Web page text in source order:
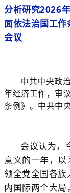
分析研究2026
面依法治国工
会议
中共中央政
年经济工作，审
条例》。中共中
会议认为，
意义的一年，
领全党全国各
内国际两个大局